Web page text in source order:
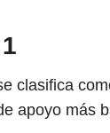
clasifica
apoyo más